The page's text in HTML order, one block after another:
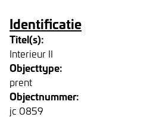
Identificatie
Titel(s):
Interieur II
Objecttype:
prent
Objectnummer:
jc 0859